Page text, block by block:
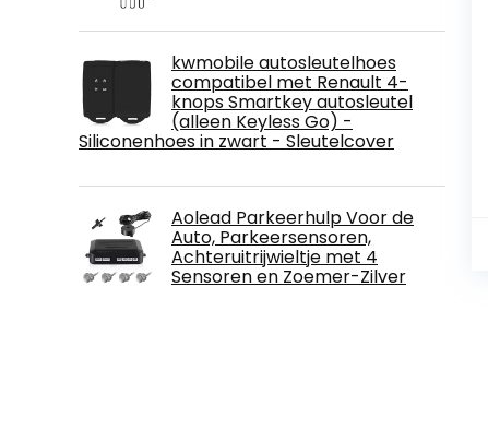
kwmobile autosleutelhoes
compatibel met Renault 4-
knops Smartkey autosleutel
(alleen Keyless Go) -
Siliconenhoes in zwart - Sleutelcover
Aolead Parkeerhulp Voor de
Auto, Parkeersensoren,
Achteruitrijwieltje met 4
Sensoren en Zoemer-Zilver